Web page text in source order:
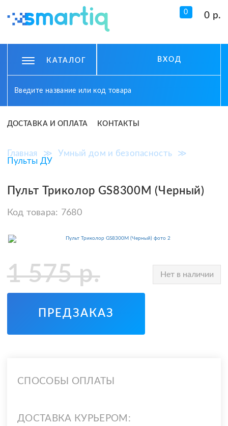
0 0 р.
КАТАЛОГ ВХОД
ДОСТАВКА И ОПЛАТА КОНТАКТЫ
Главная ≫ Умный дом и безопасность
≫
Пульты ДУ
Пульт Триколор GS8300M (Черный)
Код товара: 7680
1 575р. Нет в наличии
ПРЕДЗАКАЗ
СПОСОБЫ ОПЛАТЫ
ДОСТАВКА КУРЬЕРОМ: